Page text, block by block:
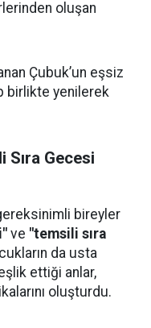
oluşan
Çubuk’un eşsiz
birlikte yenilerek
Gecesi
bireyler
ve "temsili sıra
da usta
ettiği anlar,
oluşturdu.